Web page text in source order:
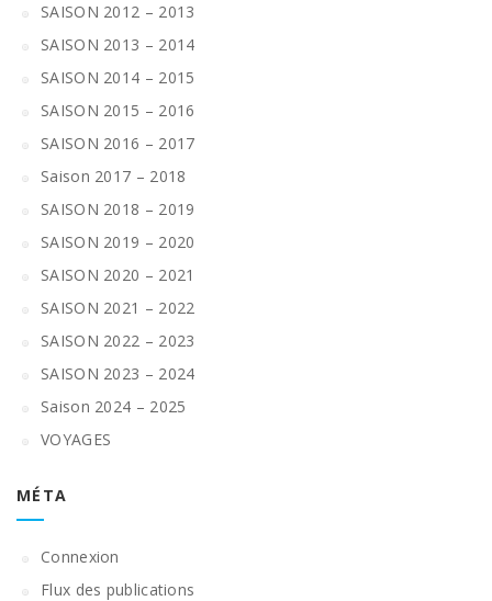
SAISON 2012 – 2013
SAISON 2013 – 2014
SAISON 2014 – 2015
SAISON 2015 – 2016
SAISON 2016 – 2017
Saison 2017 – 2018
SAISON 2018 – 2019
SAISON 2019 – 2020
SAISON 2020 – 2021
SAISON 2021 – 2022
SAISON 2022 – 2023
SAISON 2023 – 2024
Saison 2024 – 2025
VOYAGES
MÉTA
Connexion
Flux des publications